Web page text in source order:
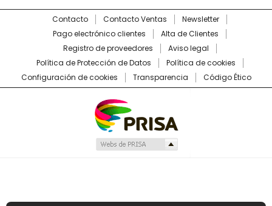
Contacto Contacto Ventas
Newsletter
Pago electrónico clientes
Alta de Clientes
Registro de proveedores
Aviso legal
Política de Protección de Datos
Política de cookies
Configuración de cookies
Transparencia Código Ético